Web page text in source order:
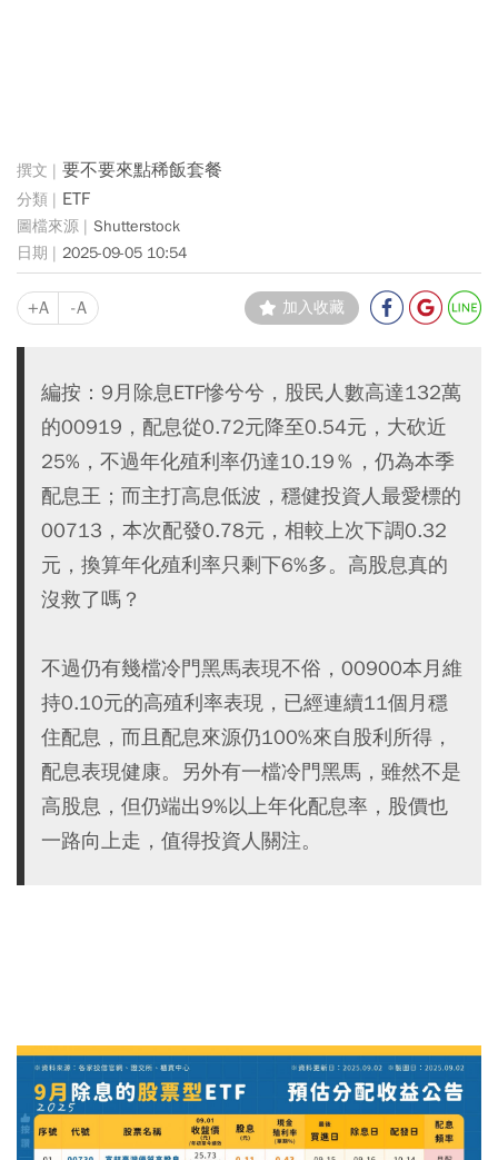
要不要來點稀飯套餐
ETF
Shutterstock
2025-09-05 10:54
+A -A 加入收藏
編按：9月除息ETF慘兮兮，股民人數高達132萬
的00919，配息從0.72元降至0.54元，大砍近
25%，不過年化殖利率仍達10.19％，仍為本季
配息王；而主打高息低波，穩健投資人最愛標的
00713，本次配發0.78元，相較上次下調0.32
元，換算年化殖利率只剩下6%多。高股息真的
沒救了嗎？
不過仍有幾檔冷門黑馬表現不俗，00900本月維
持0.10元的高殖利率表現，已經連續11個月穩
住配息，而且配息來源仍100%來自股利所得，
配息表現健康。另外有一檔冷門黑馬，雖然不是
高股息，但仍端出9%以上年化配息率，股價也
一路向上走，值得投資人關注。